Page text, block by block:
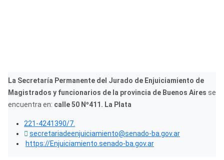
La Secretaría Permanente del Jurado de Enjuiciamiento de
Magistrados y funcionarios de la provincia de Buenos Aires se
encuentra en: calle 50 Nº411. La Plata
221-4241390/7.
secretariadeenjuiciamiento@senado-ba.gov.ar
https://Enjuiciamiento.senado-ba.gov.ar